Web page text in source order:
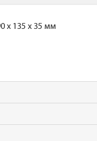
x 135 x 35 мм